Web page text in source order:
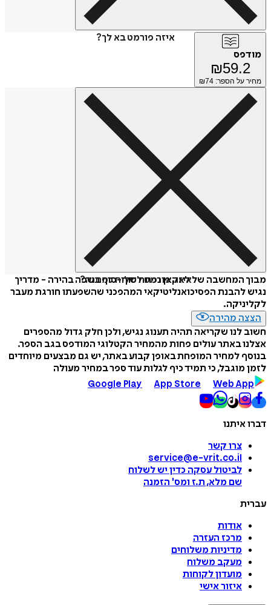
איזה פורמט בא לך?
מודפס
₪59.2
מחיר על הספר: ₪ 74
איזה פורמט לשלוח כמתנה?
מבוך המחשבה של לאקאן נפתח סוף-סוף בשפה בהירה - מדריך
נגיש להבנת הפסיכואנליטיקאי המהפכני שהשפעתו חורגת מעבר
לקליניקה.
הצצה מהירה
חשוב לנו שקריאה תהיה תענוג נגיש, ולכן חלק גדול מהספרים
אצלנו באתר עולים פחות מהמחיר הקטלוגי המודפס בגב הספר.
בנוסף למחיר המופחת באופן קבוע באתר, יש גם מבצעים מיוחדים
לזמן מוגבל, כי תמיד כיף לגלות עוד ספר במחיר מעולה
Google Play
App Store Web App
דברו איתנו
צרו קשר
service@e-vrit.co.il
לביטול עסקה כדין יש לשלוח
שם מלא, ת.ז ומס' הזמנה
עברית
אודות
מרכז העזרה
מדיניות משלוחים
מעקב משלוח
מועדון לקוחות
איזור אישי